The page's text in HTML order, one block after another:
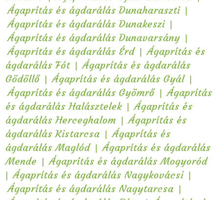
Ágaprítás és ágdarálás Dunaharaszti |
Ágaprítás és ágdarálás Dunakeszi |
Ágaprítás és ágdarálás Dunavarsány |
Ágaprítás és ágdarálás Érd | Ágaprítás és
ágdarálás Fót | Ágaprítás és ágdarálás
Gödöllő | Ágaprítás és ágdarálás Gyál |
Ágaprítás és ágdarálás Gyömrő | Ágaprítás
és ágdarálás Halásztelek | Ágaprítás és
ágdarálás Herceghalom | Ágaprítás és
ágdarálás Kistarcsa | Ágaprítás és
ágdarálás Maglód | Ágaprítás és ágdarálás
Mende | Ágaprítás és ágdarálás Mogyoród
| Ágaprítás és ágdarálás Nagykovácsi |
Ágaprítás és ágdarálás Nagytarcsa |